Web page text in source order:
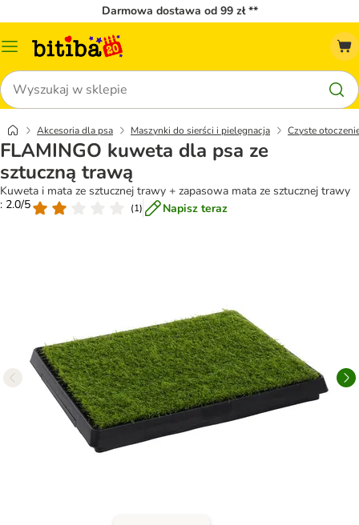
Darmowa dostawa od 99 zł **
Menu
Szukaj
Akcesoria dla psa Maszynki do sierści i pielęgnacja Czyste
FLAMINGO kuweta dla psa ze
sztuczną trawą
Kuweta i mata ze sztucznej trawy + zapasowa mata ze sztucznej trawy
: 2.0/5
(1) Napisz teraz